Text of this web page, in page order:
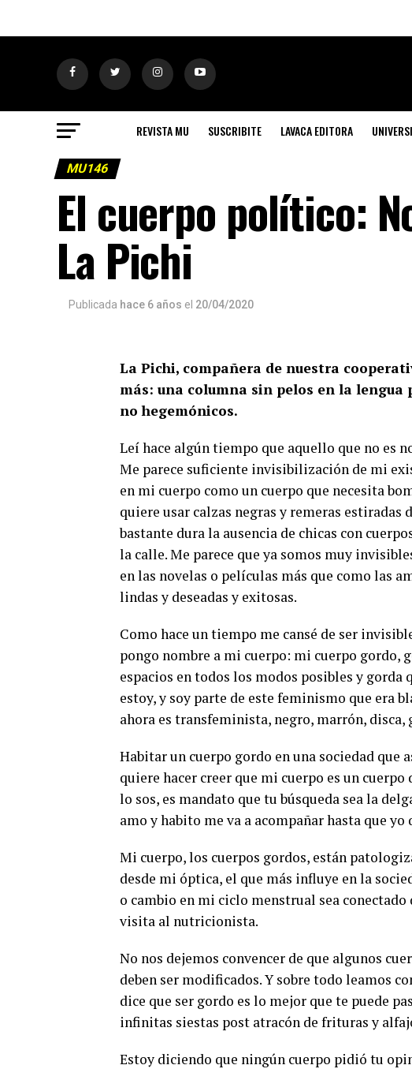
REVISTA MU SUSCRIBITE LAVACA EDITORA
MU146
El cuerpo político:
La Pichi
Publicada hace 6 años el 20/04/2020
La Pichi, compañera de nuestra
más: una columna sin pelos en la
no hegemónicos.
Leí hace algún tiempo que aquello que no es
Me parece suficiente invisibilización de mi
en mi cuerpo como un cuerpo que necesita
quiere usar calzas negras y remeras estiradas
bastante dura la ausencia de chicas con
la calle. Me parece que ya somos muy
en las novelas o películas más que como las
lindas y deseadas y exitosas.
Como hace un tiempo me cansé de ser
pongo nombre a mi cuerpo: mi cuerpo gordo,
espacios en todos los modos posibles y gorda
estoy, y soy parte de este feminismo que era
ahora es transfeminista, negro, marrón, disca,
Habitar un cuerpo gordo en una sociedad que
quiere hacer creer que mi cuerpo es un
lo sos, es mandato que tu búsqueda sea la
amo y habito me va a acompañar hasta que yo
Mi cuerpo, los cuerpos gordos, están
desde mi óptica, el que más influye en la
o cambio en mi ciclo menstrual sea
visita al nutricionista.
No nos dejemos convencer de que algunos
deben ser modificados. Y sobre todo leamos
dice que ser gordo es lo mejor que te puede
infinitas siestas post atracón de frituras y
Estoy diciendo que ningún cuerpo pidió tu